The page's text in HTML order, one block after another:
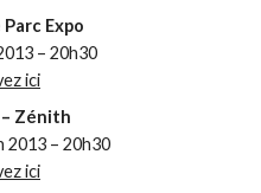
Expo
– 20h30
ici
Zénith
2013 – 20h30
ici